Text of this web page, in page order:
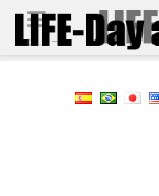
メニュー